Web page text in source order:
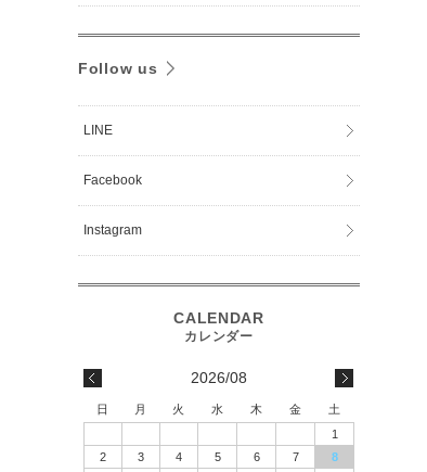
Follow us
LINE
Facebook
Instagram
2026/08
日 月 火 水 木 金
土
1
2
3 4 5 6 7
8